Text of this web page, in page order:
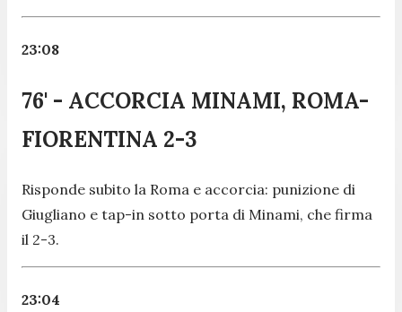
23:08
76' - ACCORCIA MINAMI, ROMA-
FIORENTINA 2-3
Risponde subito la Roma e accorcia: punizione di
Giugliano e tap-in sotto porta di Minami, che firma
il 2-3.
23:04